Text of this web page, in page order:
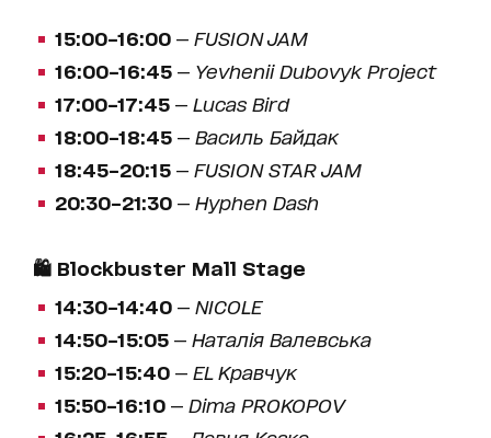
15:00–16:00 — FUSION JAM
16:00–16:45 — Yevhenii Dubovyk Project
17:00–17:45 — Lucas Bird
18:00–18:45 — Василь Байдак
18:45–20:15 — FUSION STAR JAM
20:30–21:30 — Hyphen Dash
🛍️ Blockbuster Mall Stage
14:30–14:40 — NICOLE
14:50–15:05 — Наталія Валевська
15:20–15:40 — EL Кравчук
15:50–16:10 — Dima PROKOPOV